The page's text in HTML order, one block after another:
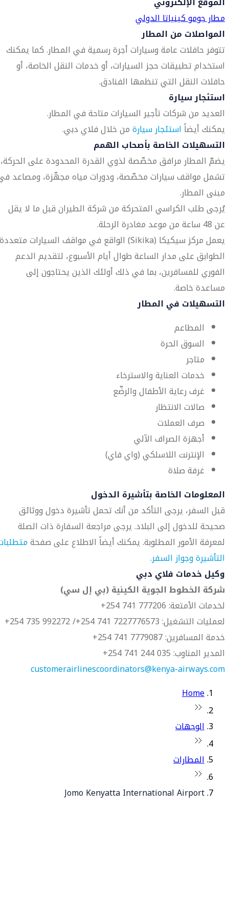
مطار جومو كينياتا الدولي
المواصلات من المطار
تتوفر حافلات عامة وسيارات أجرة رسمية في المطار. كما يمكنك
استخدام تطبيقات حجز السيارات، أو خدمات النقل الخاصة، أو
حافلات النقل التي تنظمها الفنادق.
استئجار سيارة
العديد من شركات تأجير السيارات متاحة في المطار.
يمكنك أيضاًاستئجار سيارةمن خلال فلاي دبي.
التسهيلات الخاصة بأصحاب الهمم
يضمّ المطار مرافق مخصّصة لذوي القدرة المحدودة على الحركة،
تشمل مواقف سيارات مخصّصة، ودورات مياه مجهّزة، ومصاعد
مبنى المطار.
يُرجى طلب الكراسي المتحركة من شركة الطيران قبل ما لا يقل
عن 48 ساعة من موعد مغادرة الرحلة.
يعمل مركز سيكيكا (Sikika) الواقع في مواقف السيارات متعددة
الطوابق على مدار الساعة طوال أيام الأسبوع، لتقديم الدعم
الفوري للمسافرين، بما في ذلك أولئك الذين يحتاجون إلى
مساعدة خاصة.
التسهيلات في المطار
المطاعم
السوق الحرة
متاجر
خدمات العناية والاسترخاء
غرف رعاية الأطفال والرضّع
صالات الانتظار
صرف العملات
أجهزة الصراف الآلي
الإنترنت اللاسلكي (واي فاي)
غرفة صلاة
المعلومات الخاصة بتأشيرة الدخول
قبل السفر، يرجى التأكد من أنك تحمل تأشيرة دخول ووثائق
صحيحة للدخول إلى البلاد. يرجى مراجعة السفارة ذات الصلة
لمعرفة الأمور المطلوبة. يمكنك أيضاً الاطلاع على صفحة
التأشيرة وجواز السفر.
وكيل خدمات فلاي دبي
شركة الخطوط الجوية الكينية (بي إل سي)
لخدمات الأمتعة: 777206 741 254+
لعمليات التشغيل: 7227776573 741 254+/ 992272 735 254+
خدمة المسافرين: 7779087 741 254+
المدير المناوب: 035 244 741 254+
customerairlinescoordinators@kenya-airways.com
Home
الوجهات
المطارات
Jomo Kenyatta International Airport